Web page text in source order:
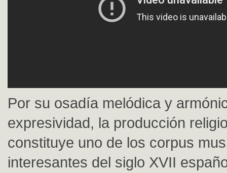
Por su osadía melódica y
expresividad, la producción
constituye uno de los corpus
interesantes del siglo XVII